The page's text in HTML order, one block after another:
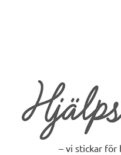
– vi stickar för